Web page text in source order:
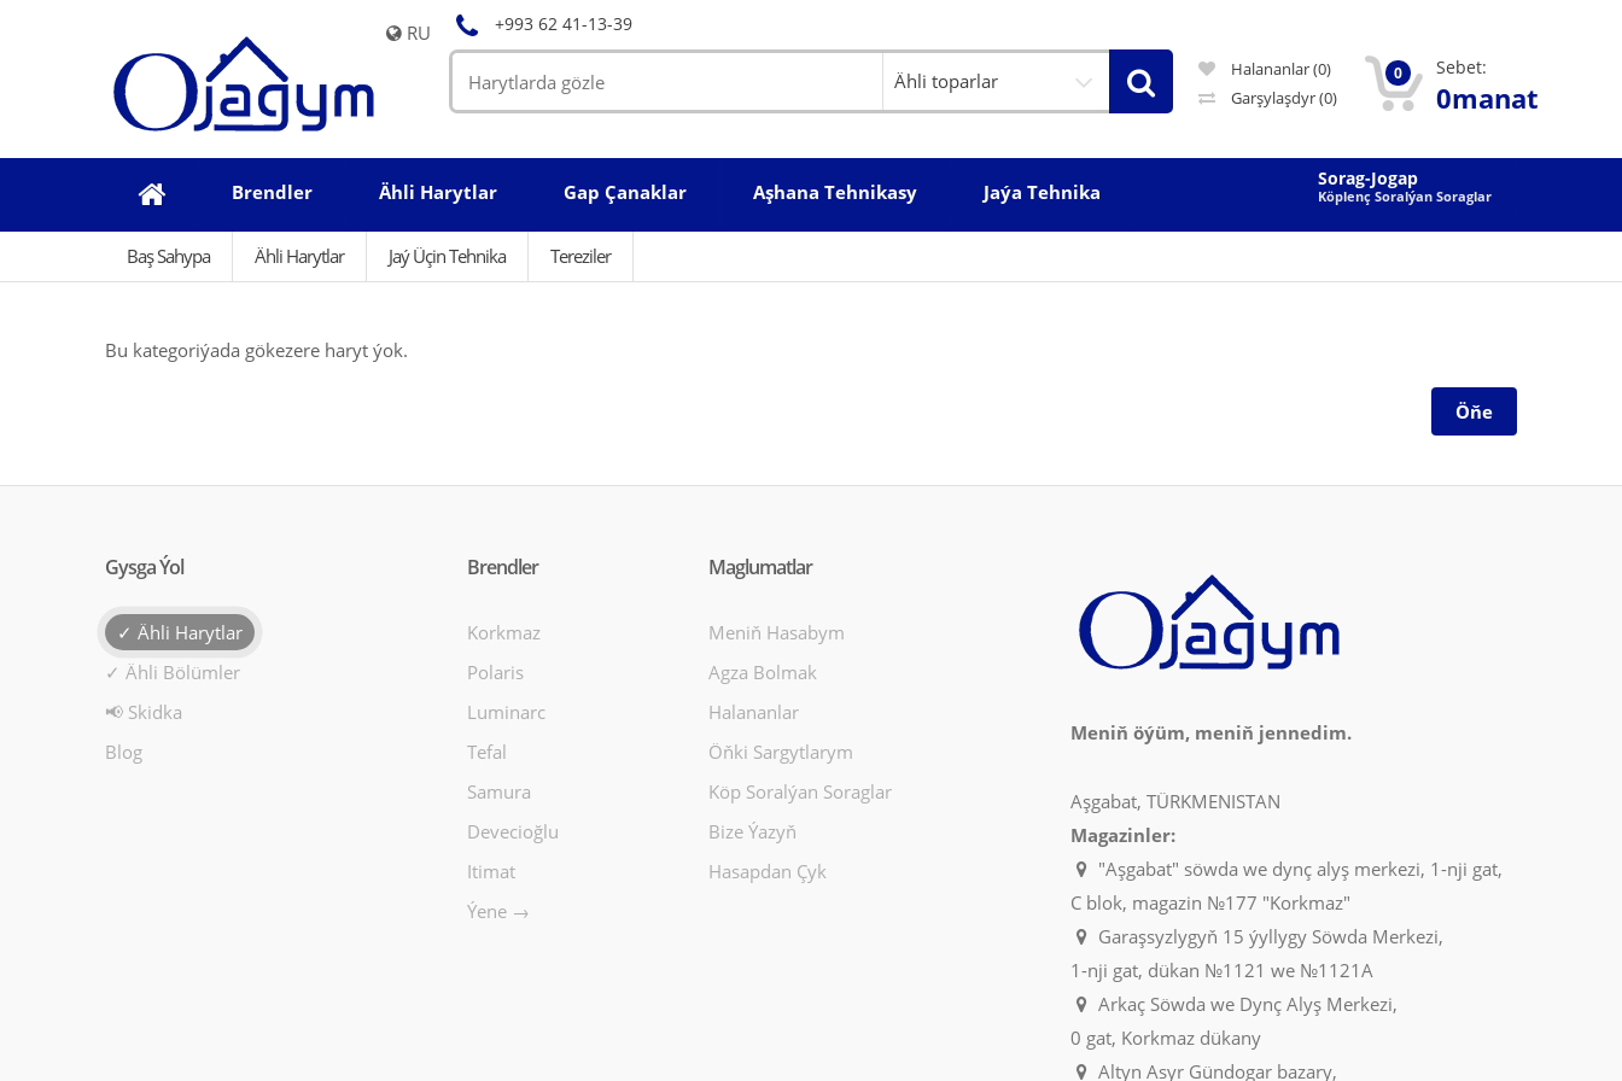
RU +993 62 41-13-39
Halananlar (0)
Garşylaşdyr(0)
0 Sebet:
0manat
Brendler Ähli Harytlar Gap Çanaklar Aşhana Tehnikasy Jaýa Tehnika
Sorag-Jogap
Köplenç Soralýan Soraglar
Baş Sahypa Ähli Harytlar Jaý Üçin Tehnika Tereziler
Bu kategoriýada gökezere haryt ýok.
Öňe
Gysga Ýol
✓ Ähli Harytlar
✓ Ähli Bölümler
📢 Skidka
Blog
Brendler
Korkmaz
Polaris
Luminarc
Tefal
Samura
Devecioğlu
Itimat
Ýene →
Maglumatlar
Meniň Hasabym
Agza Bolmak
Halananlar
Öňki Sargytlarym
Köp Soralýan Soraglar
Bize Ýazyň
Hasapdan Çyk
Meniň öýüm, meniň jennedim.
Aşgabat, TÜRKMENISTAN
Magazinler:
"Aşgabat" söwda we dynç alyş merkezi, 1-nji gat,
C blok, magazin №177 "Korkmaz"
Garaşsyzlygyň 15 ýyllygy Söwda Merkezi,
1-nji gat, dükan №1121 we №1121A
Arkaç Söwda we Dynç Alyş Merkezi,
0 gat, Korkmaz dükany
Altyn Asyr Gündogar bazary,